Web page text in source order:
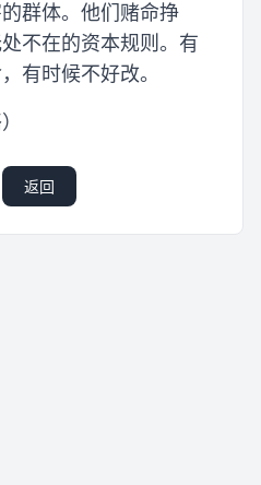
群体。他们赌命挣
不在的资本规则。有
有时候不好改。
返回